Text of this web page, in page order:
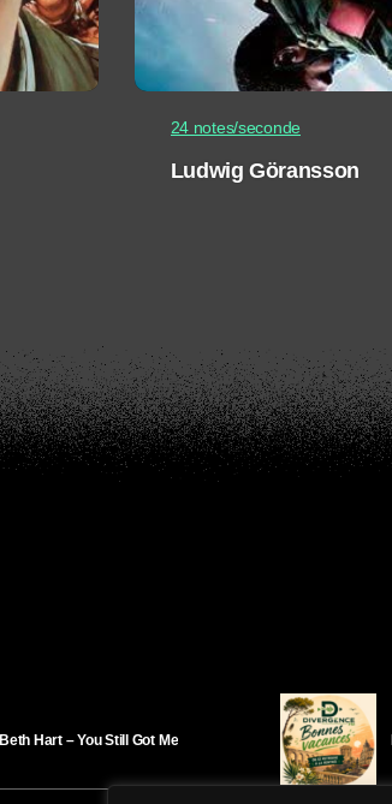
24 notes/seconde
Ludwig Göransson
Beth Hart – You Still Got Me